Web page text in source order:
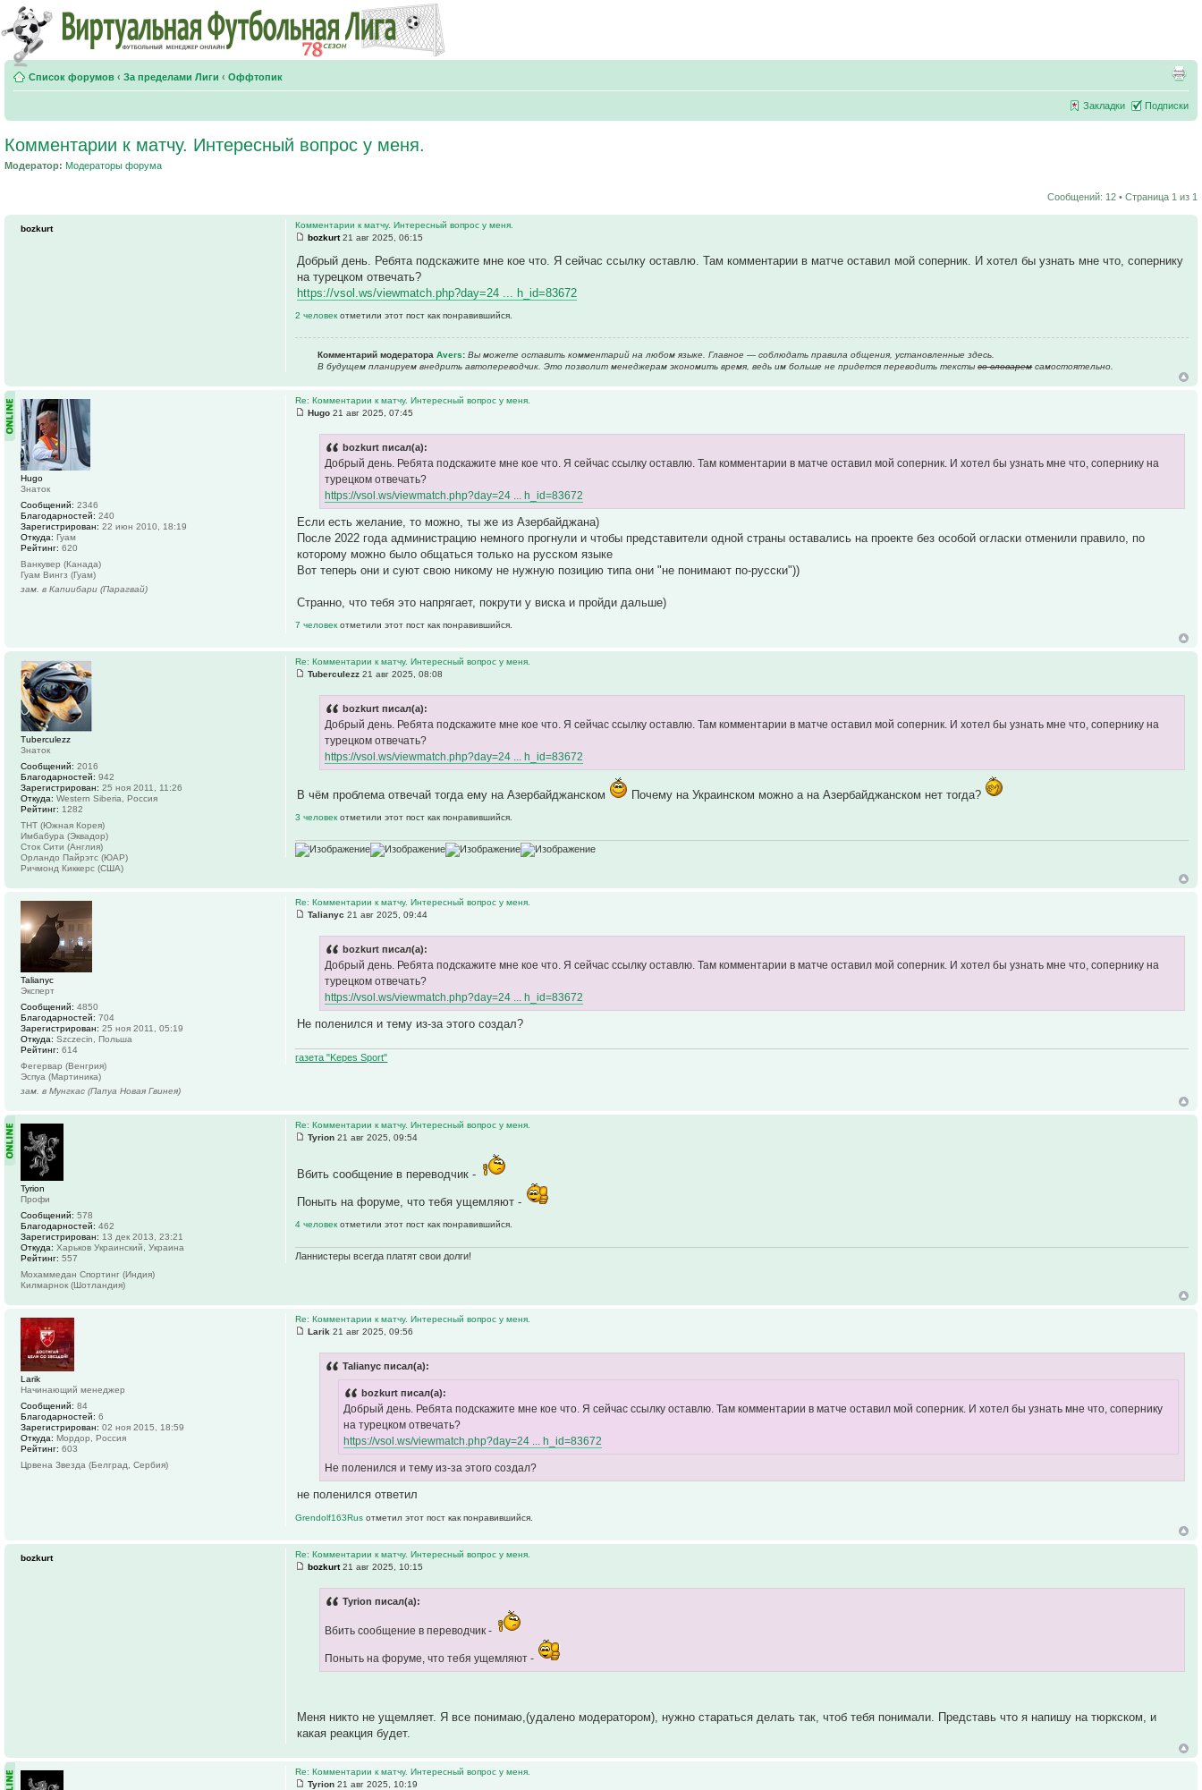
Список форумов ‹ За пределами Лиги ‹ Оффтопик
Закладки Подписки
Комментарии к матчу. Интересный вопрос у меня.
Модератор: Модераторы форума
Сообщений: 12 • Страница 1 из 1
Комментарии к матчу. Интересный вопрос у меня.
bozkurt21 авг 2025, 06:15
Добрый день. Ребята подскажите мне кое что. Я сейчас ссылку оставлю. Там комментарии в матче оставил мой соперник. И хотел бы узнать мне что, сопернику
на турецком отвечать?
https://vsol.ws/viewmatch.php?day=24 ... h_id=83672
2 человекотметили этот пост как понравившийся.
Комментарий модератораAvers: Вы можете оставить комментарий на любом языке. Главное — соблюдать правила общения, установленные здесь.
В будущем планируем внедрить автопереводчик. Это позволит менеджерам экономить время, ведь им больше не придется переводить текстысо словаремсамостоятельно.
bozkurt
Re: Комментарии к матчу. Интересный вопрос у меня.
Hugo 21 авг 2025, 07:45
bozkurt писал(а):
Добрый день. Ребята подскажите мне кое что. Я сейчас ссылку оставлю. Там комментарии в матче оставил мой соперник. И хотел бы узнать мне что, сопернику на
турецком отвечать?
https://vsol.ws/viewmatch.php?day=24 ... h_id=83672
Если есть желание, то можно, ты же из Азербайджана)
После 2022 года администрацию немного прогнули и чтобы представители одной страны оставались на проекте без особой огласки отменили правило, по
которому можно было общаться только на русском языке
Вот теперь они и суют свою никому не нужную позицию типа они "не понимают по-русски"))
Странно, что тебя это напрягает, покрути у виска и пройди дальше)
7 человекотметили этот пост как понравившийся.
Hugo
Знаток
Сообщений: 2346
Благодарностей: 240
Зарегистрирован: 22 июн 2010, 18:19
Откуда: Гуам
Рейтинг: 620
Ванкувер (Канада)
Гуам Вингз (Гуам)
зам. в Капиибари (Парагвай)
Re: Комментарии к матчу. Интересный вопрос у меня.
Tuberculezz 21 авг 2025, 08:08
bozkurt писал(а):
Добрый день. Ребята подскажите мне кое что. Я сейчас ссылку оставлю. Там комментарии в матче оставил мой соперник. И хотел бы узнать мне что, сопернику на
турецком отвечать?
https://vsol.ws/viewmatch.php?day=24 ... h_id=83672
В чём проблема отвечай тогда ему на Азербайджанском Почему на Украинском можно а на Азербайджанском нет тогда?
3 человекотметили этот пост как понравившийся.
Tuberculezz
Знаток
Сообщений: 2016
Благодарностей: 942
Зарегистрирован: 25 ноя 2011, 11:26
Откуда: Western Siberia, Россия
Рейтинг: 1282
ТНТ (Южная Корея)
Имбабура (Эквадор)
Сток Сити (Англия)
Орландо Пайрэтс (ЮАР)
Ричмонд Киккерс (США)
Re: Комментарии к матчу. Интересный вопрос у меня.
Talianyc 21 авг 2025, 09:44
bozkurt писал(а):
Добрый день. Ребята подскажите мне кое что. Я сейчас ссылку оставлю. Там комментарии в матче оставил мой соперник. И хотел бы узнать мне что, сопернику на
турецком отвечать?
https://vsol.ws/viewmatch.php?day=24 ... h_id=83672
Не поленился и тему из-за этого создал?
газета "Kepes Sport"
Talianyc
Эксперт
Сообщений: 4850
Благодарностей: 704
Зарегистрирован: 25 ноя 2011, 05:19
Откуда: Szczecin, Польша
Рейтинг: 614
Фегервар (Венгрия)
Эспуа (Мартиника)
зам. в Мунгкас (Папуа Новая Гвинея)
Re: Комментарии к матчу. Интересный вопрос у меня.
Tyrion 21 авг 2025, 09:54
Вбить сообщение в переводчик -
Поныть на форуме, что тебя ущемляют -
4 человекотметили этот пост как понравившийся.
Ланнистеры всегда платят свои долги!
Tyrion
Профи
Сообщений: 578
Благодарностей: 462
Зарегистрирован: 13 дек 2013, 23:21
Откуда: Харьков Украинский, Украина
Рейтинг: 557
Мохаммедан Спортинг (Индия)
Килмарнок (Шотландия)
Re: Комментарии к матчу. Интересный вопрос у меня.
Larik 21 авг 2025, 09:56
Talianyc писал(а):
bozkurt писал(а):
Добрый день. Ребята подскажите мне кое что. Я сейчас ссылку оставлю. Там комментарии в матче оставил мой соперник. И хотел бы узнать мне что, сопернику
на турецком отвечать?
https://vsol.ws/viewmatch.php?day=24 ... h_id=83672
Не поленился и тему из-за этого создал?
не поленился ответил
Grendolf163Rusотметил этот пост как понравившийся.
Larik
Начинающий менеджер
Сообщений: 84
Благодарностей: 6
Зарегистрирован: 02 ноя 2015, 18:59
Откуда: Мордор, Россия
Рейтинг: 603
Црвена Звезда (Белград, Сербия)
Re: Комментарии к матчу. Интересный вопрос у меня.
bozkurt21 авг 2025, 10:15
Tyrion писал(а):
Вбить сообщение в переводчик -
Поныть на форуме, что тебя ущемляют -
Меня никто не ущемляет. Я все понимаю,(удалено модератором), нужно стараться делать так, чтоб тебя понимали. Представь что я напишу на тюркском, и
какая реакция будет.
bozkurt
Re: Комментарии к матчу. Интересный вопрос у меня.
Tyrion 21 авг 2025, 10:19